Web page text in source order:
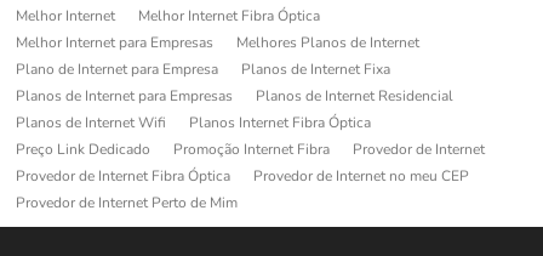
Melhor Internet
Melhor Internet Fibra Óptica
Melhor Internet para Empresas
Melhores Planos de Internet
Plano de Internet para Empresa
Planos de Internet Fixa
Planos de Internet para Empresas
Planos de Internet Residencial
Planos de Internet Wifi
Planos Internet Fibra Óptica
Preço Link Dedicado
Promoção Internet Fibra
Provedor de Internet
Provedor de Internet Fibra Óptica
Provedor de Internet no meu CEP
Provedor de Internet Perto de Mim